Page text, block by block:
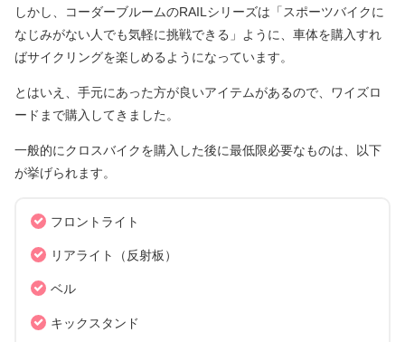
しかし、コーダーブルームのRAILシリーズは「スポーツバイクに
なじみがない人でも気軽に挑戦できる」ように、車体を購入すれ
ばサイクリングを楽しめるようになっています。
とはいえ、手元にあった方が良いアイテムがあるので、ワイズロ
ードまで購入してきました。
一般的にクロスバイクを購入した後に最低限必要なものは、以下
が挙げられます。
フロントライト
リアライト（反射板）
ベル
キックスタンド